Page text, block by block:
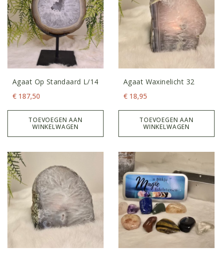
Agaat Op Standaard L/14
€ 187,50
TOEVOEGEN AAN
WINKELWAGEN
Agaat Waxinelicht 32
€ 18,95
TOEVOEGEN AAN
WINKELWAGEN